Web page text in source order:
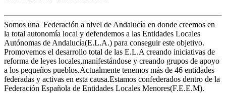
Somos una Federación a nivel de Andalucía en donde creemos en
la total autonomía local y defendemos a las Entidades Locales
Autónomas de Andalucía(E.L.A.) para conseguir este objetivo.
Promovemos el desarrollo total de las E.L.A creando iniciativas de
reforma de leyes locales,manifestándose y creando grupos de apoyo
a los pequeños pueblos.Actualmente tenemos más de 46 entidades
federadas y activas en esta causa.Estamos confederados dentro de la
Federación Española de Entidades Locales Menores(F.E.E.M).